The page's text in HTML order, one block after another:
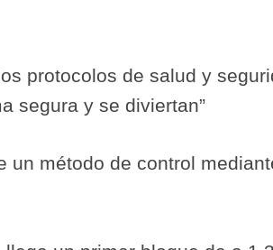
protocolos de salud y
segura y se diviertan”
un método de control